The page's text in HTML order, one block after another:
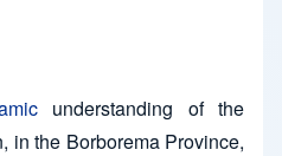
understanding of the
in the Borborema Province,